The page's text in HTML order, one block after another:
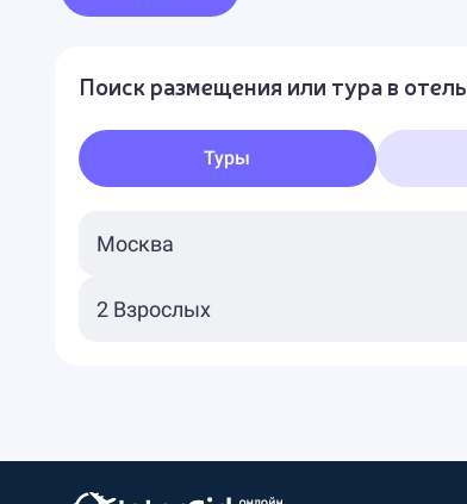
Поиск размещения или тура в отель
Туры